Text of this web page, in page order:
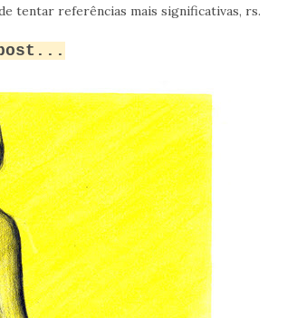
tentar referências mais significativas, rs.